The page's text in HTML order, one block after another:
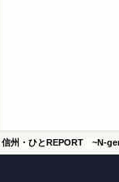
信州・ひとREPORT ~N-